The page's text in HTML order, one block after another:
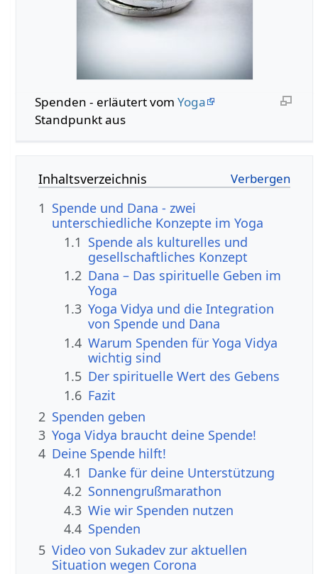
Spenden‏‎ - erläutert vom Yoga
Standpunkt aus
Inhaltsverzeichnis
1 Spende und Dana - zwei
unterschiedliche Konzepte im Yoga
1.1 Spende als kulturelles und
gesellschaftliches Konzept
1.2 Dana – Das spirituelle Geben im
Yoga
1.3 Yoga Vidya und die Integration
von Spende und Dana
1.4 Warum Spenden für Yoga Vidya
wichtig sind
1.5 Der spirituelle Wert des Gebens
1.6 Fazit
2 Spenden geben
3 Yoga Vidya braucht deine Spende!
4 Deine Spende hilft!
4.1 Danke für deine Unterstützung
4.2 Sonnengrußmarathon
4.3 Wie wir Spenden nutzen
4.4 Spenden
5 Video von Sukadev zur aktuellen
Situation wegen Corona